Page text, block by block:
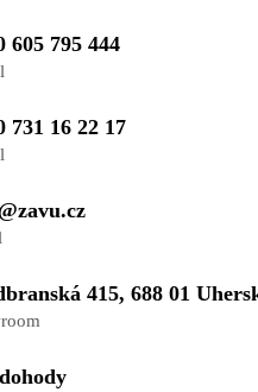
605 795 444
731 16 22 17
415, 688 01